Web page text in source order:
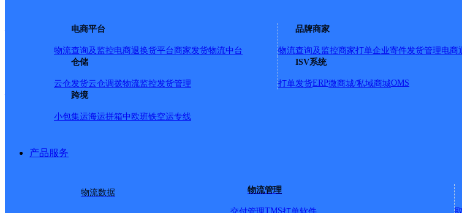
电商平台
物流查询及监控电商退换货平台商家发货物流中台
品牌商家
物流查询及监控商家打单企业寄件发货管理电商
仓储
云仓发货云仓调拨物流监控发货管理
ISV系统
打单发货ERP微商城/私域商城OMS
跨境
小包集运海运拼箱中欧班铁空运专线
产品服务
物流数据 物流管理
TMS
福建晋江市公司陈埭镇西滨分部
更多号码地址：中国福建省泉州市晋江市陈埭镇西滨宫口村万里路452号
福建晋江市公司后林分部
更多号码地址：福建省泉州市晋江市罗山街道樟井社区思源西路153号
山街道欧日家居广场；罗山街道后林社区新兴机动车服务公司；罗山街道后林社区大宝饭店；罗山街道
后林社区阿牛水煮；罗山街道后林社区下宅村；罗山街道后林社区自然香茶业；罗山街道后林社区真味
区车友邦汽车美容会所；罗山街道后林社区吉利万运特约站；罗山街道后林社区晋江延林艺术幼儿园；
西之星汽车服务；福兴东路589号冠科科技园；罗山街道梧垵社区；罗山街道梧垵社区仑上村；罗山街道